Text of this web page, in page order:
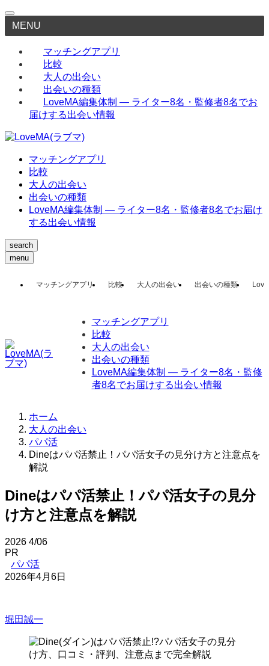
MENU
マッチングアプリ
比較
大人の出会い
出会いの種類
LoveMA編集体制 — ライター8名・監修者8名でお
届けする出会い情報
マッチングアプリ
比較
大人の出会い
出会いの種類
LoveMA編集体制 — ライター8名・監修者8名でお届け
する出会い情報
search
menu
マッチングアプリ 比較 大人の出会い 出会いの種類
マッチングアプリ
比較
大人の出会い
出会いの種類
LoveMA編集体制 — ライター8名・監修
者8名でお届けする出会い情報
ホーム
大人の出会い
パパ活
Dineはパパ活禁止！パパ活女子の見分け方と注意点を
解説
Dineはパパ活禁止！パパ活女子の見分
け方と注意点を解説
2026 4/06
PR
パパ活
2026年4月6日
堀田誠一